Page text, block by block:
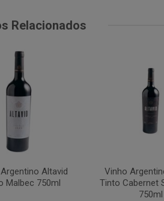
Relacionados
Altavid
Malbec 750ml
Vinho
Tinto Cabernet
750ml